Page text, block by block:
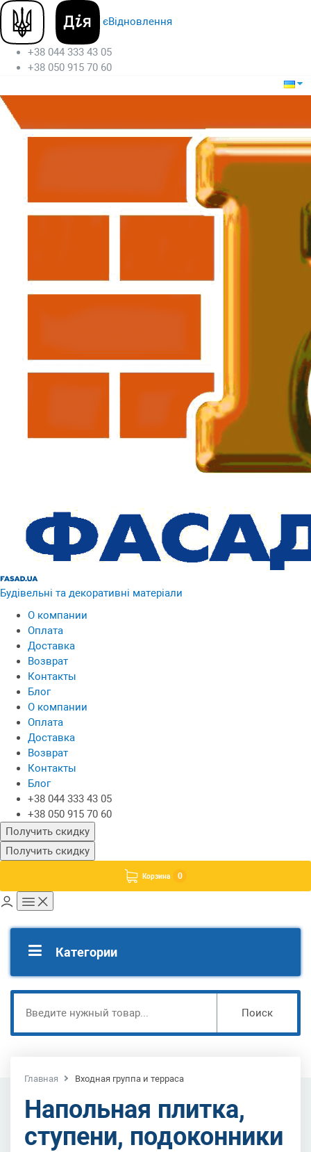
єВідновлення
+38 044 333 43 05
+38 050 915 70 60
Будівельні та декоративні матеріали
О компании
Оплата
Доставка
Возврат
Контакты
Блог
О компании
Оплата
Доставка
Возврат
Контакты
Блог
+38 044 333 43 05
+38 050 915 70 60
Получить скидку
Получить скидку
Корзина 0
Категории
Поиск
Главная Входная группа и терраса
Напольная плитка,
ступени, подоконники